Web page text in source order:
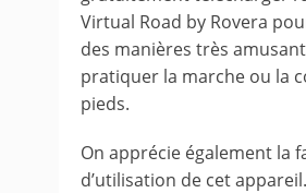
Virtual Road by Rovera
des manières très
pratiquer la marche ou la
pieds.
On apprécie également la
d’utilisation de cet